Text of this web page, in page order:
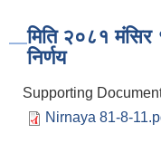
मिति २०८१ मंसिर
निर्णय
Supporting
Nirnaya 81-8-